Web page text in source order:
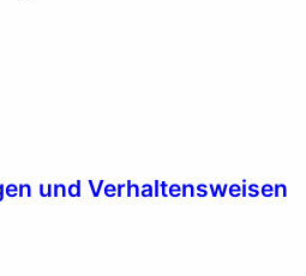
und Verhaltensweisen